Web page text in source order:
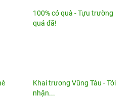
100% có quà - Tựu trường
quá đã!
Khai trương Vũng Tàu - Tới
nhận...